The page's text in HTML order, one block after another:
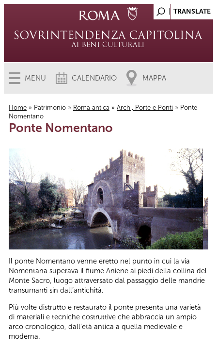
MENU CALENDARIO MAPPA
Tu sei qui
Home » Patrimonio » Roma antica » Archi, Porte e Ponti » Ponte
Nomentano
Ponte Nomentano
Il ponte Nomentano venne eretto nel punto in cui la via
Nomentana superava il fiume Aniene ai piedi della collina del
Monte Sacro, luogo attraversato dal passaggio delle mandrie
transumanti sin dall’antichità.
Più volte distrutto e restaurato il ponte presenta una varietà
di materiali e tecniche costruttive che abbraccia un ampio
arco cronologico, dall’età antica a quella medievale e
moderna.